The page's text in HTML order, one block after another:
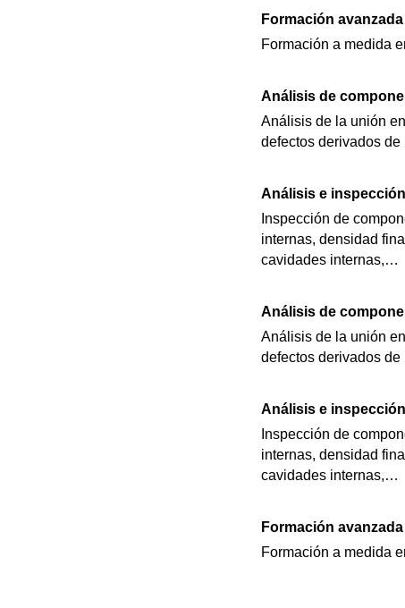
Formación
Formación a medida
Análisis de
Análisis de la unión
defectos derivados
Análisis e
Inspección de
internas, densidad
cavidades internas,…
Análisis de
Análisis de la unión
defectos derivados
Análisis e
Inspección de
internas, densidad
cavidades internas,…
Formación
Formación a medida